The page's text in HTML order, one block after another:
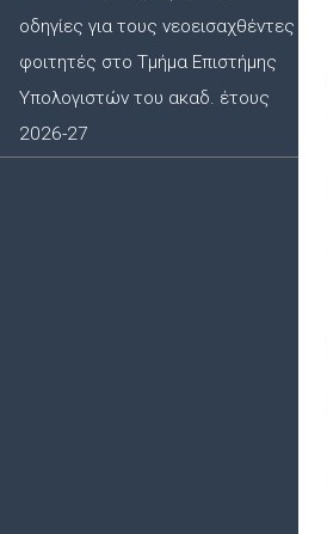
οδηγίες για τους νεοεισαχθέντες
φοιτητές στο Τμήμα Επιστήμης
Υπολογιστών του ακαδ. έτους
2026-27